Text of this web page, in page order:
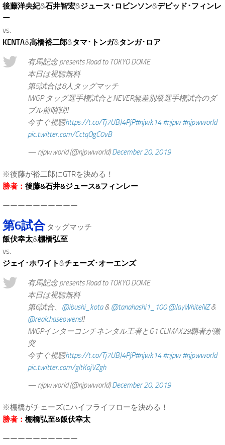
後藤洋央紀&石井智宏&ジュース･ロビンソン&デビッド･フィンレ
ー
vs.
KENTA&高橋裕二郎&タマ･トンガ&タンガ･ロア
有馬記念 presents Road to TOKYO DOME
本日は視聴無料
第5試合は8人タッグマッチ
IWGP タッグ選手権試合とNEVER無差別級選手権試合のダ
ブル前哨戦‼️
今すぐ視聴https://t.co/Tj7UBJ4PjP#njwk14 #njpw #njpwworld
pic.twitter.com/CctqOgC0vB
— njpwworld (@njpwworld)December 20, 2019
※後藤が裕二郎にGTRを決める！
勝者： 後藤&石井&ジュース&フィンレー
ーーーーーーーーーー
第6試合タッグマッチ
飯伏幸太&棚橋弘至
vs.
ジェイ･ホワイト&チェーズ･オーエンズ
有馬記念 presents Road to TOKYO DOME
本日は視聴無料
第6試合、 @ibushi_kota& @tanahashi1_100 @JayWhiteNZ&
@realchaseowens‼️
IWGPインターコンチネンタル王者とG1 CLIMAX29覇者が激
突
今すぐ視聴https://t.co/Tj7UBJ4PjP#njwk14 #njpw #njpwworld
pic.twitter.com/gItKojVZgh
— njpwworld (@njpwworld)December 20, 2019
※棚橋がチェーズにハイフライフローを決める！
勝者： 棚橋弘至&飯伏幸太
ーーーーーーーーーー